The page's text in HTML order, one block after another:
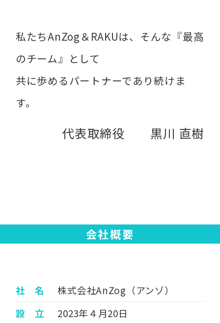
私たちAnZog＆RAKUは、そんな『最高
のチーム』として
共に歩めるパートナーであり続けま
す。
代表取締役 黒川 直樹
会社概要
社 名
株式会社AnZog（アンゾ）
設 立
2023年４月20日